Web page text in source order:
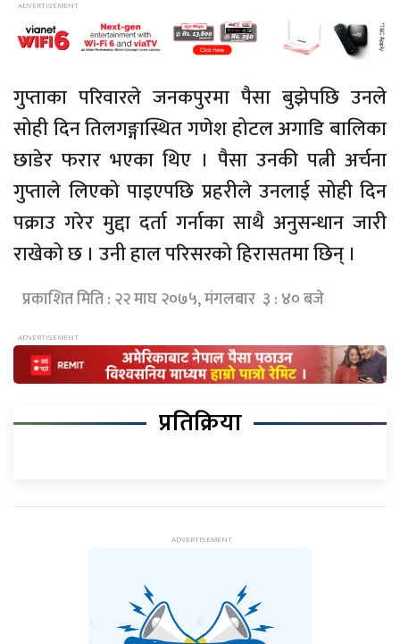
गुप्ताका परिवारले जनकपुरमा पैसा बुझेपछि उनले
सोही दिन तिलगङ्गास्थित गणेश होटल अगाडि बालिका
छाडेर फरार भएका थिए । पैसा उनकी पत्नी अर्चना
गुप्ताले लिएको पाइएपछि प्रहरीले उनलाई सोही दिन
पक्राउ गरेर मुद्दा दर्ता गर्नाका साथै अनुसन्धान जारी
राखेको छ । उनी हाल परिसरको हिरासतमा छिन् ।
प्रकाशित मिति : २२ माघ २०७५, मंगलबार ३ : ४० बजे
प्रतिक्रिया